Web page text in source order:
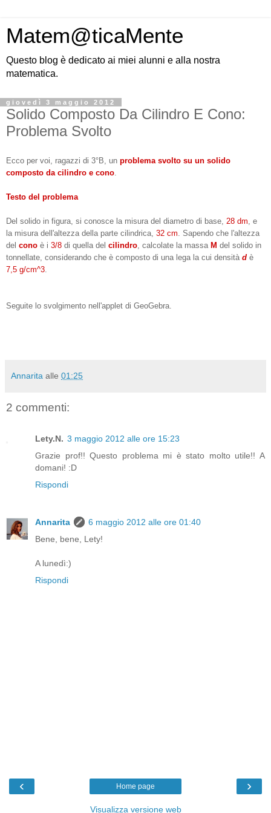
Matem@ticaMente
Questo blog è dedicato ai miei alunni e alla nostra
matematica.
giovedì 3 maggio 2012
Solido Composto Da Cilindro E Cono:
Problema Svolto
Ecco per voi, ragazzi di 3°B, un problema svolto su un solido
composto da cilindro e cono
Testo del problema
Del solido in figura, si conosce la misura del diametro di base, 28 dm , e
la misura dell'altezza della parte cilindrica, 32 cm . Sapendo che l'altezza
del cono è i 3/8 di quella del cilindro , calcolate la massa M del solido in
tonnellate, considerando che è composto di una lega la cui densità d è
7,5 g/cm^3
Seguite lo svolgimento nell'applet di GeoGebra.
Annarita alle 01:25
2 commenti:
Lety.N. 3 maggio 2012 alle ore 15:23
Grazie prof!! Questo problema mi è stato molto utile!! A
domani! :D
Rispondi
Annarita
6 maggio 2012 alle ore 01:40
Bene, bene, Lety!
A lunedì:)
Rispondi
‹ ›
Home page
Visualizza versione web